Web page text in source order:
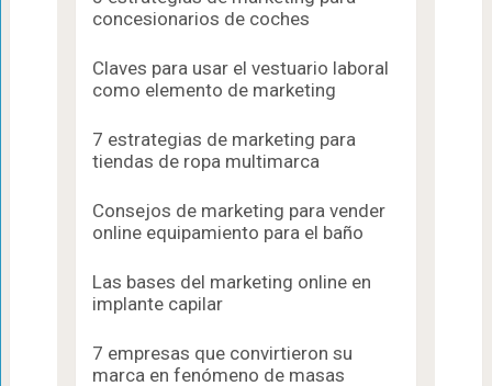
concesionarios de coches
Claves para usar el vestuario laboral
como elemento de marketing
7 estrategias de marketing para
tiendas de ropa multimarca
Consejos de marketing para vender
online equipamiento para el baño
Las bases del marketing online en
implante capilar
7 empresas que convirtieron su
marca en fenómeno de masas